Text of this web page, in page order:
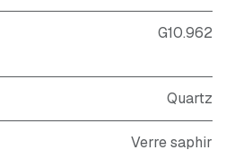
G10.962
Quartz
Verre saphir